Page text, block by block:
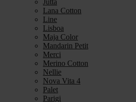
Jutta
Lana Cotton
Line
Lisboa
Maja Color
Mandarin Petit
Merci
Merino Cotton
Nellie
Nova Vita 4
Palet
Parigi